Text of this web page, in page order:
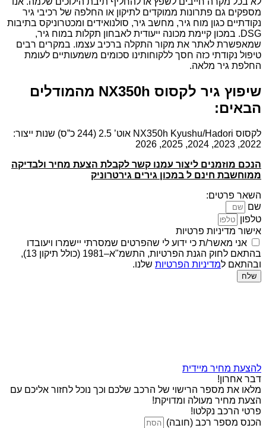
מספקים גם פתרונות ממוקדים לתיקון או החלפה של רכיבי גיר
נקודתיים כגון מוח גיר, מחשב גיר, סולנואידים ומכטרוניקס בתיבות
DSG. במכון קיימת מכונה ייעודית לאבחון תקלות במוח גיר,
שמאפשרת לאתר את מקור התקלה ברכיב עצמו. במקרים רבים
טיפול נקודתי כזה חסך ללקוחותינו סכומים משמעותיים לעומת
החלפת גיר מלאה.
שיפוץ גיר לקסוס NX350h מהמודלים
הבאים:
לקסוס NX350h Kyushu/Hadori אוט’ 2.5 (244 כ”ס) שנות ייצור:
2022, 2023, 2024, 2025, 2026
הנכם מוזמנים ליצור עמנו קשר לקבלת הצעת מחיר ולבדיקה
ממוחשבת חינם ל במכון גירים גירטרוניק
השאר פרטים:
שם
טלפון
אישור מדיניות פרטיות
אני מאשר/ת כי ידוע לי שהפרטים שמסרתי יישמרו ויעובדו
בהתאם לחוק הגנת הפרטיות, התשמ"א–1981 (כולל תיקון 13),
ובהתאם למדיניות הפרטיות שלנו.
שלח
להצעת מחיר מיידית
דבר אחרון!
מלאו את מספר הרישוי של הרכב שלכם וכך נוכל לחזור אליכם עם
הצעת מחיר מעולה ומדויקת!
פרטי הרכב נקלטו!
הכנס מספר רכב (חובה)